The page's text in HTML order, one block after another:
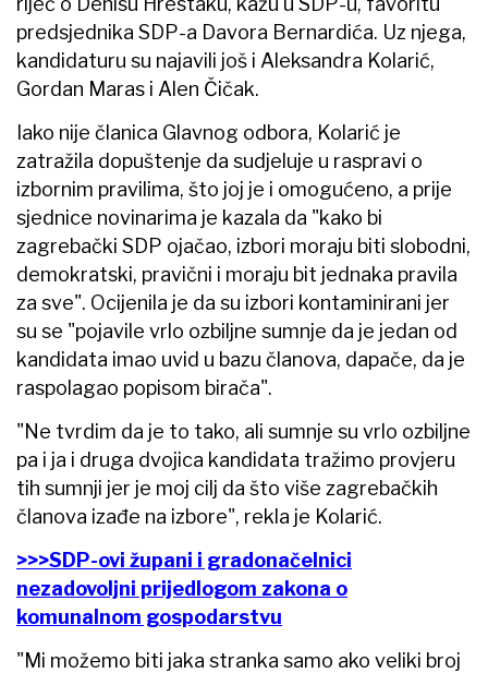
predsjednika SDP-a Davora Bernardića. Uz njega,
kandidaturu su najavili još i Aleksandra Kolarić,
Gordan Maras i Alen Čičak.
Iako nije članica Glavnog odbora, Kolarić je
zatražila dopuštenje da sudjeluje u raspravi o
izbornim pravilima, što joj je i omogućeno, a prije
sjednice novinarima je kazala da "kako bi
zagrebački SDP ojačao, izbori moraju biti slobodni,
demokratski, pravični i moraju bit jednaka pravila
za sve". Ocijenila je da su izbori kontaminirani jer
su se "pojavile vrlo ozbiljne sumnje da je jedan od
kandidata imao uvid u bazu članova, dapače, da je
raspolagao popisom birača".
"Ne tvrdim da je to tako, ali sumnje su vrlo ozbiljne
pa i ja i druga dvojica kandidata tražimo provjeru
tih sumnji jer je moj cilj da što više zagrebačkih
članova izađe na izbore", rekla je Kolarić.
>>>SDP-ovi župani i gradonačelnici
nezadovoljni prijedlogom zakona o
komunalnom gospodarstvu
"Mi možemo biti jaka stranka samo ako veliki broj